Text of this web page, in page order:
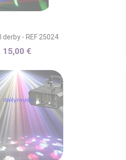
derby - REF 25024
15,00 €